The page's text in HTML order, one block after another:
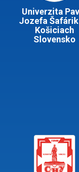
Univerzita
Jozefa
Košiciach
Slovensko